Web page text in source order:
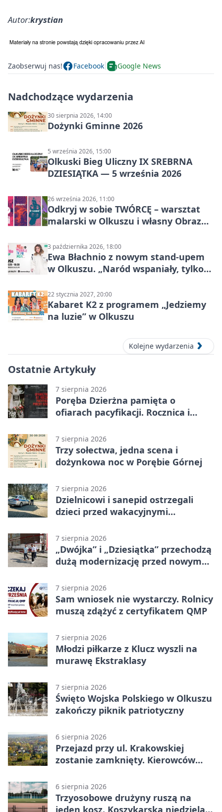
Autor:krystian
Zaobserwuj nas! Facebook Google News
Nadchodzące wydarzenia
30 sierpnia 2026, 14:00
Dożynki Gminne 2026
5 września 2026, 15:00
Olkuski Bieg Uliczny IX SREBRNA
DZIESIĄTKA — 5 września 2026
26 września 2026, 11:00
Odkryj w sobie TWÓRCĘ – warsztat
malarski w Olkuszu i własny Obraz
3 października 2026, 18:00
Ewa Błachnio z nowym stand-upem
w Olkuszu. „Naród wspaniały, tylko
22 stycznia 2027, 20:00
Kabaret K2 z programem „Jedziemy
na luzie” w Olkuszu
Kolejne wydarzenia
Ostatnie Artykuły
7 sierpnia 2026
Poręba Dzierżna pamięta o
ofiarach pacyfikacji. Rocznica i
7 sierpnia 2026
Trzy sołectwa, jedna scena i
dożynkowa noc w Porębie Górnej
7 sierpnia 2026
Dzielnicowi i sanepid ostrzegali
dzieci przed wakacyjnymi
7 sierpnia 2026
„Dwójka” i „Dziesiątka” przechodzą
dużą modernizację przed nowym
7 sierpnia 2026
Sam wniosek nie wystarczy. Rolnicy
muszą zdążyć z certyfikatem QMP
7 sierpnia 2026
Młodzi piłkarze z Klucz wyszli na
murawę Ekstraklasy
7 sierpnia 2026
Święto Wojska Polskiego w Olkuszu
zakończy piknik patriotyczny
6 sierpnia 2026
Przejazd przy ul. Krakowskiej
zostanie zamknięty. Kierowców
6 sierpnia 2026
Trzyosobowe drużyny ruszą na
jeden kosz. Koszykarska niedziela